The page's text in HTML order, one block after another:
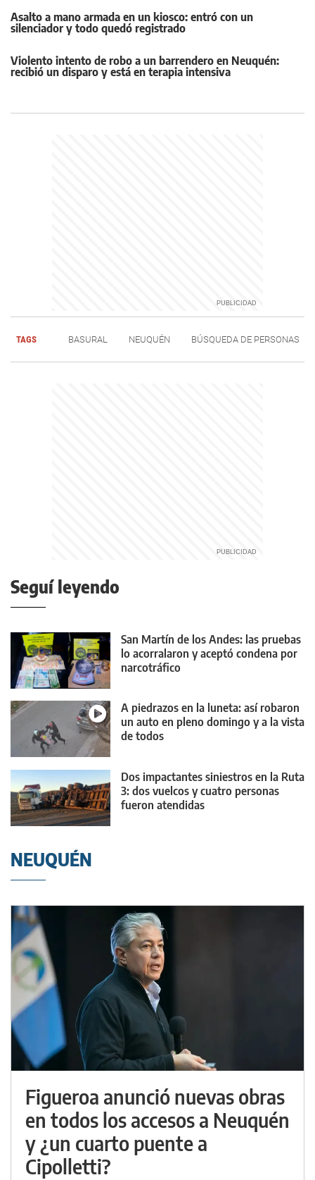
Asalto a mano armada en un kiosco: entró con un
silenciador y todo quedó registrado
Violento intento de robo a un barrendero en Neuquén:
recibió un disparo y está en terapia intensiva
TAGS BASURAL NEUQUÉN BÚSQUEDA DE PERSONAS
Seguí leyendo
San Martín de los Andes: las pruebas
lo acorralaron y aceptó condena por
narcotráfico
A piedrazos en la luneta: así robaron
un auto en pleno domingo y a la vista
de todos
Dos impactantes siniestros en la Ruta
3: dos vuelcos y cuatro personas
fueron atendidas
NEUQUÉN
Figueroa anunció nuevas obras
en todos los accesos a Neuquén
y ¿un cuarto puente a
Cipolletti?